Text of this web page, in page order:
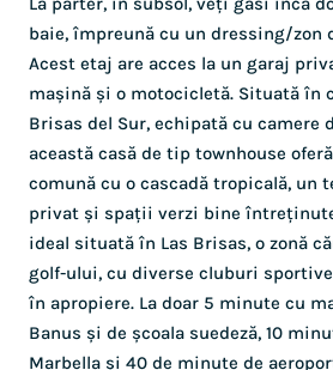
baie, împreună cu un dressing/zon
Acest etaj are acces la un garaj
mașină și o motocicletă. Situată în
Brisas del Sur, echipată cu camere
această casă de tip townhouse
comună cu o cascadă tropicală, un
privat și spații verzi bine
ideal situată în Las Brisas, o zonă
golf-ului, cu diverse cluburi
în apropiere. La doar 5 minute cu
Banus și de școala suedeză, 10
Marbella și 40 de minute de